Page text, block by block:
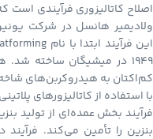
۱۹۴۹ در میشیگان ساخته
کم‌اکتان به هیدروکربن‌های
با استفاده از کاتالیزورهای